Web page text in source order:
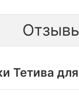
Тетива